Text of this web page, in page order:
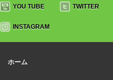
YOU TUBE TWITTER
INSTAGRAM
ホーム